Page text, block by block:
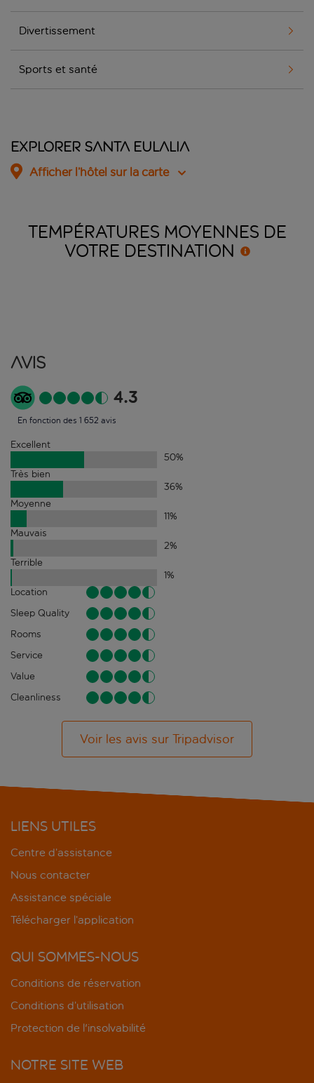
Divertissement
Sports et santé
Explorer Santa Eulalia
Afficher l’hôtel sur la carte
TEMPÉRATURES MOYENNES DE
VOTRE DESTINATION
Avis
4.3
En fonction des 1 652 avis
Excellent
50%
Très bien
36%
Moyenne
11%
Mauvais
2%
Terrible
1%
Location
Sleep Quality
Rooms
Service
Value
Cleanliness
Voir les avis sur Tripadvisor
LIENS UTILES
Centre d’assistance
Nous contacter
Assistance spéciale
Télécharger l’application
QUI SOMMES-NOUS
Conditions de réservation
Conditions d’utilisation
Protection de l'insolvabilité
NOTRE SITE WEB